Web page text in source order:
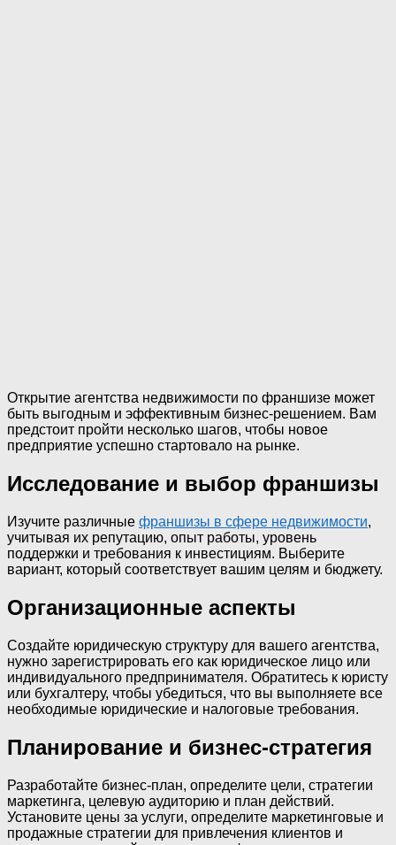
Открытие агентства недвижимости по франшизе может
быть выгодным и эффективным бизнес-решением. Вам
предстоит пройти несколько шагов, чтобы новое
предприятие успешно стартовало на рынке.
Исследование и выбор франшизы
Изучите различные франшизы в сфере недвижимости,
учитывая их репутацию, опыт работы, уровень
поддержки и требования к инвестициям. Выберите
вариант, который соответствует вашим целям и бюджету.
Организационные аспекты
Создайте юридическую структуру для вашего агентства,
нужно зарегистрировать его как юридическое лицо или
индивидуального предпринимателя. Обратитесь к юристу
или бухгалтеру, чтобы убедиться, что вы выполняете все
необходимые юридические и налоговые требования.
Планирование и бизнес-стратегия
Разработайте бизнес-план, определите цели, стратегии
маркетинга, целевую аудиторию и план действий.
Установите цены за услуги, определите маркетинговые и
продажные стратегии для привлечения клиентов и